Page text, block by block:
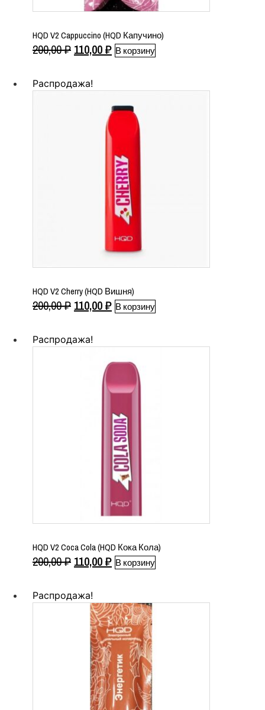
HQD V2 Cappuccino (HQD Капучино)
200,00₽ Первоначальная
составляла
200,00 ₽.
110,00₽Текущая
В корзину
Распродажа!
HQD V2 Cherry (HQD Вишня)
200,00₽ Первоначальная
составляла
200,00 ₽.
110,00₽Текущая
В корзину
Распродажа!
HQD V2 Coca Cola (HQD Кока Кола)
200,00₽ Первоначальная
составляла
200,00 ₽.
110,00₽Текущая
В корзину
Распродажа!